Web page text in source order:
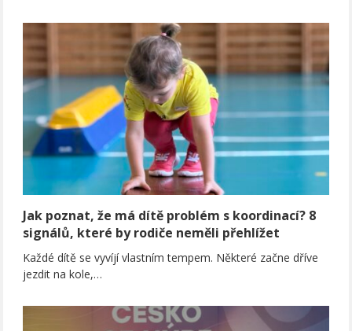
Jak poznat, že má dítě problém s koordinací? 8
signálů, které by rodiče neměli přehlížet
Každé dítě se vyvíjí vlastním tempem. Některé začne dříve
jezdit na kole,…